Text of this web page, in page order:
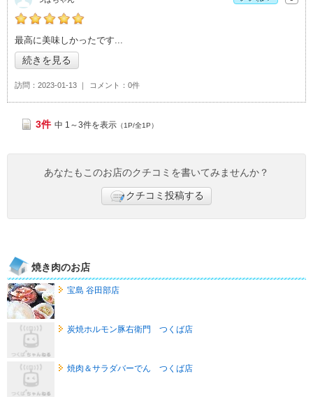
つばちゃんの「つくば焼肉ホルモンあぶさん>」おすすめ度：
最高に美味しかったです
続きを見る
訪問 2023-01-13 コメント 0件
3件 中 1～3件を表示 （1P/全1P）
あなたもこのお店のクチコミを書いてみませんか？
クチコミ投稿する
焼き肉のお店
宝島 谷田部店
炭焼ホルモン豚右衛門 つくば店
焼肉＆サラダバーでん つくば店